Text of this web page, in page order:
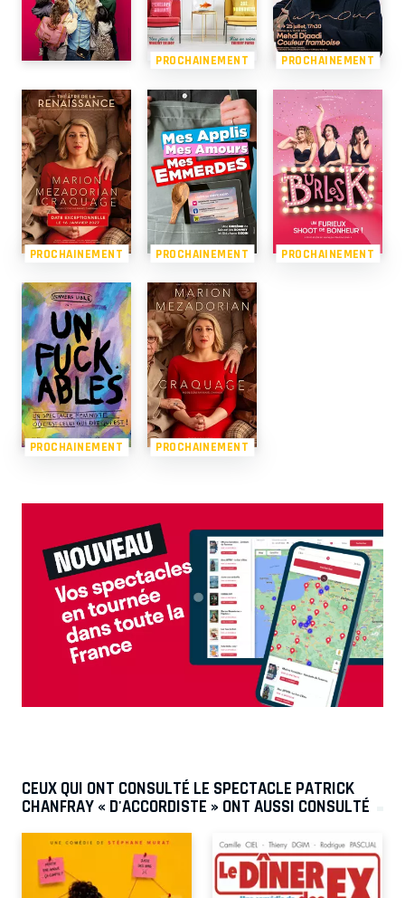
PROCHAINEMENT PROCHAINEMENT
PROCHAINEMENT PROCHAINEMENT PROCHAINEMENT
PROCHAINEMENT PROCHAINEMENT
CEUX QUI ONT CONSULTÉ LE SPECTACLE PATRICK
CHANFRAY « D'ACCORDISTE » ONT AUSSI CONSULTÉ